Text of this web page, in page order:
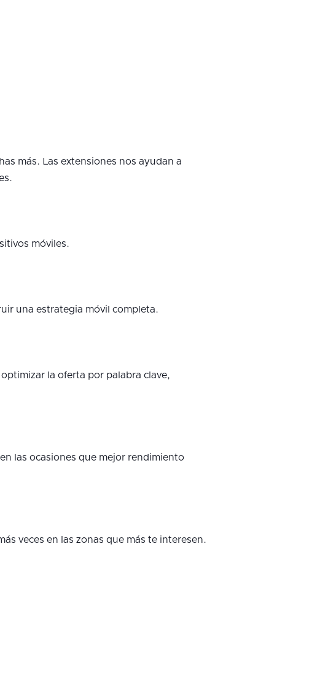
más. Las extensiones nos ayudan a
móviles.
una estrategia móvil completa.
la oferta por palabra clave,
las ocasiones que mejor rendimiento
veces en las zonas que más te interesen.